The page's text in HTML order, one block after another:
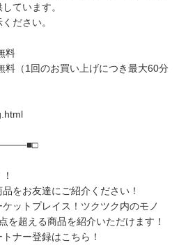
ています。
ださい。
料
料（1回のお買い上げにつき最大60分
をお友達にご紹介ください！
ットプレイス！ツクツク内のモノ
を超える商品を紹介いただけます！
ナー登録はこちら！